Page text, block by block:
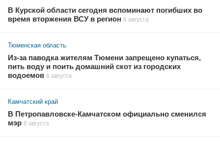
В Курской области сегодня вспоминают погибших во
время вторжения ВСУ в регион 6 августа
Тюменская область
Из-за паводка жителям Тюмени запрещено купаться,
пить воду и поить домашний скот из городских
водоемов 6 августа
Камчатский край
В Петропавловске-Камчатском официально сменился
мэр 6 августа